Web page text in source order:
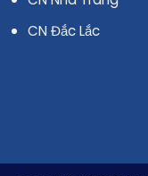
CN Đắc Lắc